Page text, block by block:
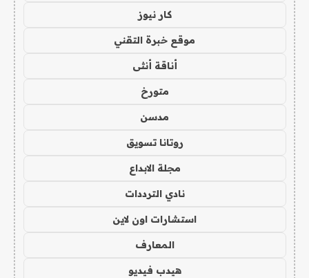
كار نيوز
موقع خبرة التقني
أناقة أنثى
متورخ
مدسن
روتانا تسويق
مجلة الابداع
نادي الترددات
استشارات اون لاين
المعارف
هيدب فيديو